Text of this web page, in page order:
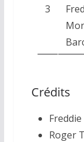
3
Crédits
Roger